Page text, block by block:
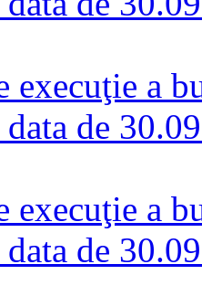
execuţie a
de
execuţie a
de